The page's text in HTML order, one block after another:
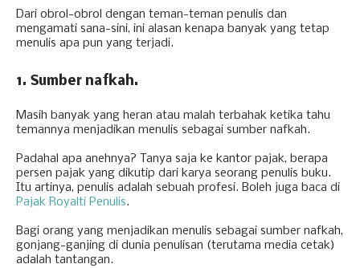
Dari obrol-obrol dengan teman-teman penulis dan
mengamati sana-sini, ini alasan kenapa banyak yang tetap
menulis apa pun yang terjadi.
1. Sumber nafkah.
Masih banyak yang heran atau malah terbahak ketika tahu
temannya menjadikan menulis sebagai sumber nafkah.
Padahal apa anehnya? Tanya saja ke kantor pajak, berapa
persen pajak yang dikutip dari karya seorang penulis buku.
Itu artinya, penulis adalah sebuah profesi. Boleh juga baca di
Pajak Royalti Penulis.
Bagi orang yang menjadikan menulis sebagai sumber nafkah,
gonjang-ganjing di dunia penulisan (terutama media cetak)
adalah tantangan.